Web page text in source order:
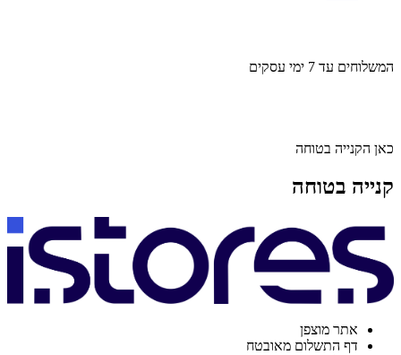
המשלוחים עד 7 ימי עסקים
כאן הקנייה בטוחה
קנייה בטוחה
אתר מוצפן
דף התשלום מאובטח